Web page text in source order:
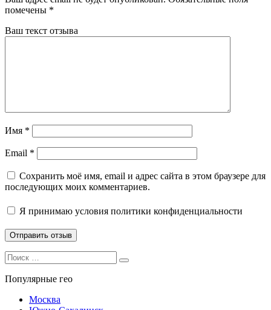
помечены *
Ваш текст отзыва
Имя *
Email *
Сохранить моё имя, email и адрес сайта в этом браузере для
последующих моих комментариев.
Я принимаю условия политики конфиденциальности
Search
for:
Search
Популярные гео
Москва